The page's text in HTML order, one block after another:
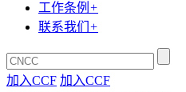
工作条例 +
联系我们 +
加入CCF 加入CCF